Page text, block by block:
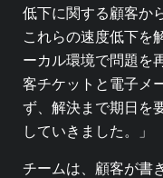
低下に関する顧客か
これらの速度低下を
ーカル環境で問題を
客チケットと電子メ
ず、解決まで期日を
していきました。」
チームは、顧客が書